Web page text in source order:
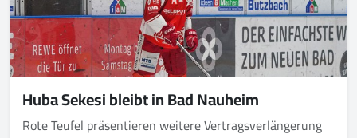
Huba Sekesi bleibt in Bad Nauheim
Rote Teufel präsentieren weitere Vertragsverlängerung